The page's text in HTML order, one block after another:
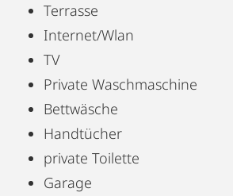
Terrasse
Internet/Wlan
TV
Private Waschmaschine
Bettwäsche
Handtücher
private Toilette
Garage